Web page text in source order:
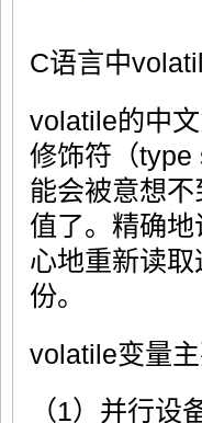
C语言中
volatile的中
修饰符（type
能会被意想
值了。精确
心地重新读
份。
volatile变量主
（1）并行